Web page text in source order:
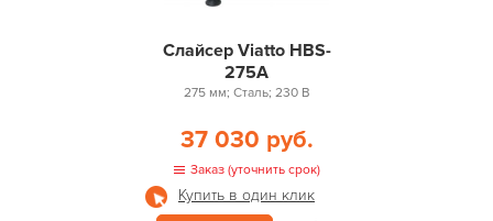
Слайсер Viatto HBS-
275A
275 мм; Сталь; 230 В
37 030 руб.
Заказ (уточнить срок)
Купить в один клик